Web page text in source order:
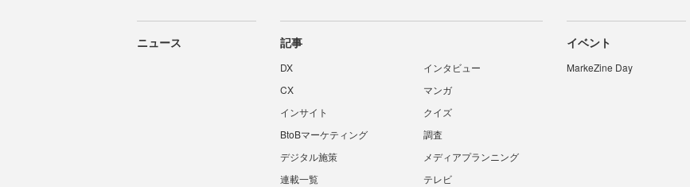
ニュース 記事
DX
インタビュー
CX
マンガ
インサイト
クイズ
BtoBマーケティング
調査
デジタル施策
メディアプランニング
連載一覧
テレビ
イベント
MarkeZine Day